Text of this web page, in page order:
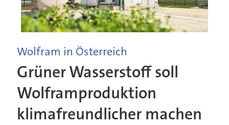
Wolfram in Österreich
Grüner Wasserstoff soll
Wolframproduktion
klimafreundlicher machen